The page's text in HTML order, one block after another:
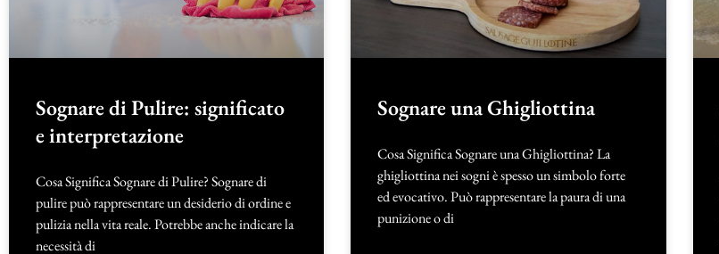
Sognare di Pulire: significato
e interpretazione
Cosa Significa Sognare di Pulire? Sognare di
pulire può rappresentare un desiderio di ordine e
pulizia nella vita reale. Potrebbe anche indicare la
necessità di
Sognare una Ghigliottina
Cosa Significa Sognare una Ghigliottina? La
ghigliottina nei sogni è spesso un simbolo forte
ed evocativo. Può rappresentare la paura di una
punizione o di